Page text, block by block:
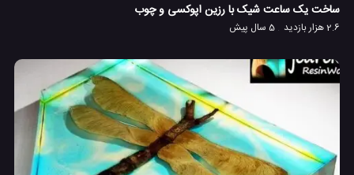
ساخت یک ساعت شیک با رزین اپوکسی و چوب
2.6 هزار بازدید 5 سال پیش